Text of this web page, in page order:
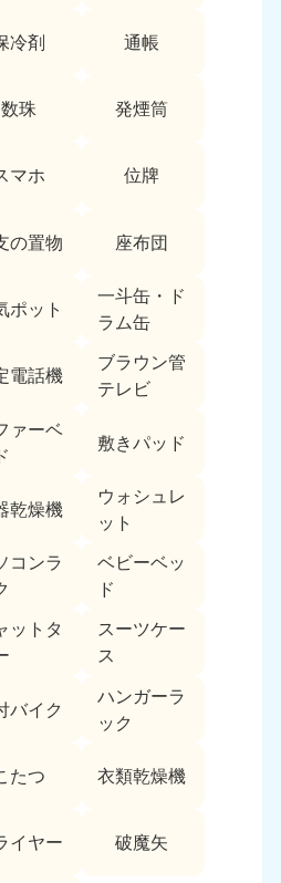
冷剤 通帳
数珠 発煙筒
マホ 位牌
の置物 座布団
ポット
一斗缶・ド
ラム缶
電話機
ブラウン管
テレビ
ァーベ
敷きパッド
乾燥機
ウォシュレ
ット
コンラ
ベビーベッ
ド
ットタ
スーツケー
ス
バイク
ハンガーラ
ック
たつ 衣類乾燥機
イヤー 破魔矢
9:00〜19:00 年中無休
鹿児島県
050-1880-9889
050-1880-9890
9:00〜19:00 年中無休
沖縄県
050-1880-9887